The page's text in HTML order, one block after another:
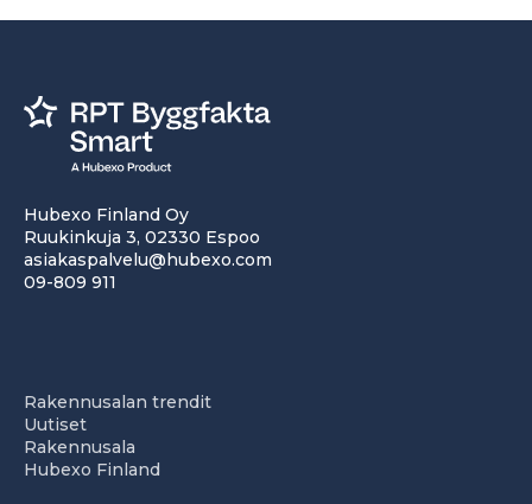
Hubexo Finland Oy
Ruukinkuja 3, 02330 Espoo
asiakaspalvelu@hubexo.com
09-809 911
Rakennusalan trendit
Uutiset
Rakennusala
Hubexo Finland